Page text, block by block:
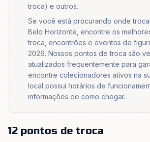
troca) e outros.
Se você está procurando onde
Belo Horizonte, encontre os
troca, encontrões e eventos de
2026. Nossos pontos de troca são
atualizados frequentemente para
encontre colecionadores ativos na
local possui horários de
informações de como chegar.
12 pontos de troca